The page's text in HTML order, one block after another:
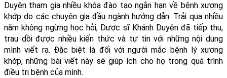
Duyên tham gia nhiều khóa đào tạo ngắn hạn về bệnh xương
khớp do các chuyên gia đầu ngành hướng dẫn. Trải qua nhiều
năm không ngừng học hỏi, Dược sĩ Khánh Duyên đã tiếp thu,
trau dồi được nhiều kiến thức và tự tin với những nội dung
mình viết ra. Đặc biệt là đối với người mắc bệnh lý xương
khớp, những bài viết này sẽ giúp ích cho họ trong quá trình
điều trị bệnh của mình.